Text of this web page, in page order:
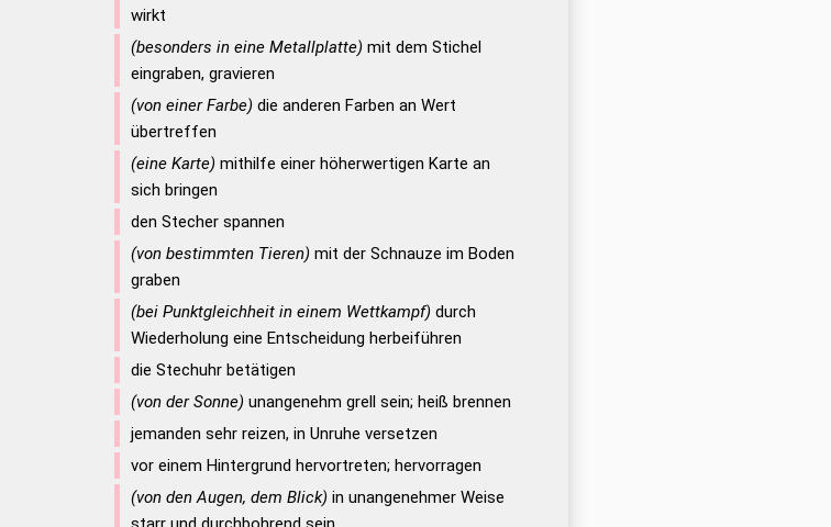
wirkt
(besonders in eine Metallplatte) mit dem Stichel
eingraben, gravieren
(von einer Farbe) die anderen Farben an Wert
übertreffen
(eine Karte) mithilfe einer höherwertigen Karte an
sich bringen
den Stecher spannen
(von bestimmten Tieren) mit der Schnauze im Boden
graben
(bei Punktgleichheit in einem Wettkampf) durch
Wiederholung eine Entscheidung herbeiführen
die Stechuhr betätigen
(von der Sonne) unangenehm grell sein; heiß brennen
jemanden sehr reizen, in Unruhe versetzen
vor einem Hintergrund hervortreten; hervorragen
(von den Augen, dem Blick) in unangenehmer Weise